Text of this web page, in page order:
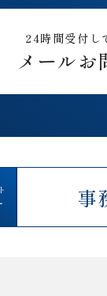
24時間受付し
メールお
事